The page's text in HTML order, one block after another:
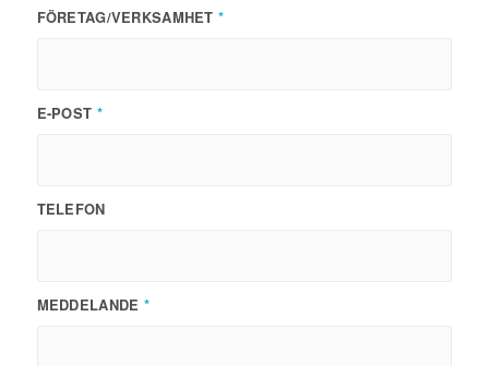
FÖRETAG/VERKSAMHET *
E-POST *
TELEFON
MEDDELANDE *